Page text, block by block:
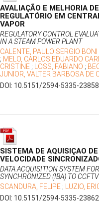
AVALIAÇÃO E MELHORIA
REGULATÓRIO EM
VAPOR
REGULATORY CONTROL
IN A STEAM POWER PLANT
CALENTE, PAULO SERGIO BONI
; MELO, CARLOS EDUARDO
CRISTINE ; LOSS, FABIANO ;
JUNIOR, VALTER BARBOSA DE
DOI: 10.5151/2594-5335-23858
SISTEMA DE AQUISIÇAO
VELOCIDADE
DATA ACQUISITION SYSTEM
SYNCHRONIZED (IBA) TO CCFTV
SCANDURA, FELIPE ;
LUZIO,
DOI: 10.5151/2594-5335-23862